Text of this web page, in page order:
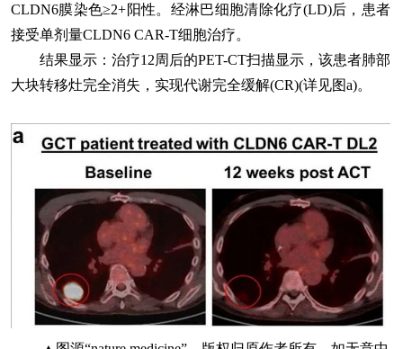
CLDN6膜染色≥2+阳性。经淋巴细胞清除化疗(LD)后，患者
接受单剂量CLDN6 CAR-T细胞治疗。
结果显示：治疗12周后的PET-CT扫描显示，该患者肺部
大块转移灶完全消失，实现代谢完全缓解(CR)(详见图a)。